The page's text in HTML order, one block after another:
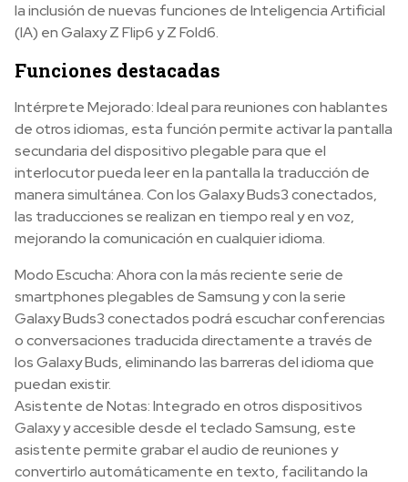
la inclusión de nuevas funciones de Inteligencia Artificial
(IA) en Galaxy Z Flip6 y Z Fold6.
Funciones destacadas
Intérprete Mejorado: Ideal para reuniones con hablantes
de otros idiomas, esta función permite activar la pantalla
secundaria del dispositivo plegable para que el
interlocutor pueda leer en la pantalla la traducción de
manera simultánea. Con los Galaxy Buds3 conectados,
las traducciones se realizan en tiempo real y en voz,
mejorando la comunicación en cualquier idioma.
Modo Escucha: Ahora con la más reciente serie de
smartphones plegables de Samsung y con la serie
Galaxy Buds3 conectados podrá escuchar conferencias
o conversaciones traducida directamente a través de
los Galaxy Buds, eliminando las barreras del idioma que
puedan existir.
Asistente de Notas: Integrado en otros dispositivos
Galaxy y accesible desde el teclado Samsung, este
asistente permite grabar el audio de reuniones y
convertirlo automáticamente en texto, facilitando la